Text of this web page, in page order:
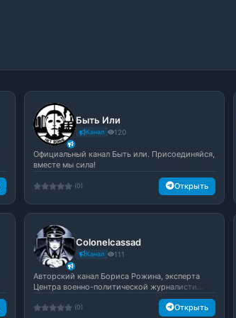
Быть Или
Канал 120
Официальный канал Быть или. Присоединяйся,
вместе мы сила!
(0) Открыть
Colonelcassad
Канал 111
Авторский канал Бориса Рожина, эксперта
Центра военно-политической журналисти...
(0) Открыть